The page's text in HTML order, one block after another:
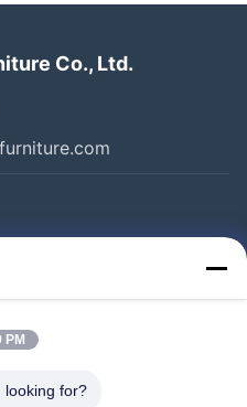
Co., Ltd.
PM
looking for?